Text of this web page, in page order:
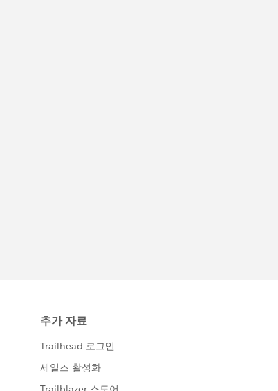
※こちらでの回答はあくまで社員もしくは有識
者の「アドバイス」となります。正式な回答が
必要な場合はケース起票をお願いします。